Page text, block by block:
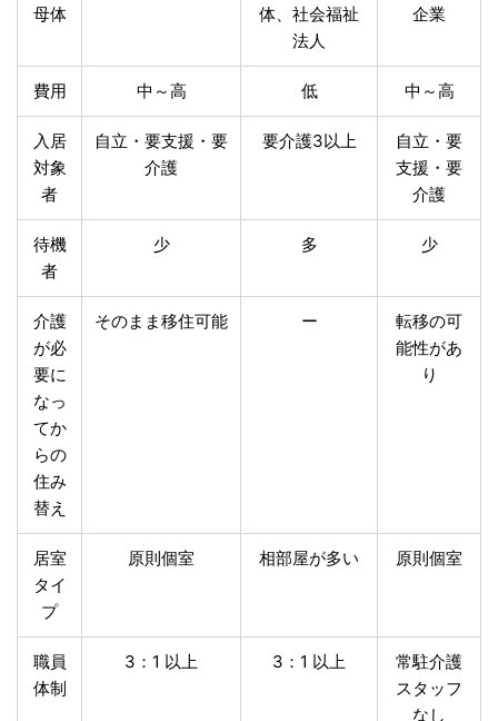
母体
体、社会福祉
法人
企業
費用 中～高 低 中～高
入居
対象
者
自立・要支援・要
介護
要介護3以上
自立・要
支援・要
介護
待機
者
少 多 少
介護
が必
要に
なっ
てか
らの
住み
替え
そのまま移住可能 ー
転移の可
能性があ
り
居室
タイ
プ
原則個室 相部屋が多い 原則個室
職員
体制
3：1 以上 3：1 以上
常駐介護
スタッフ
なし